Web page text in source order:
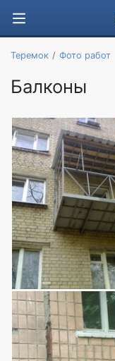
Теремок Фото работ
Балконы